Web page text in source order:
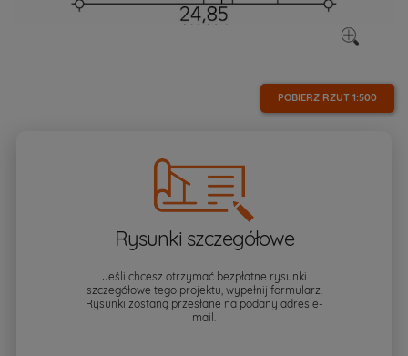
POBIERZ RZUT 1:500
Rysunki szczegółowe
Jeśli chcesz otrzymać bezpłatne rysunki
szczegółowe tego projektu, wypełnij formularz.
Rysunki zostaną przesłane na podany adres e-
mail.